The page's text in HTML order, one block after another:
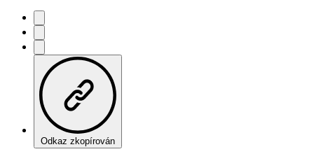
Odkaz zkopírován